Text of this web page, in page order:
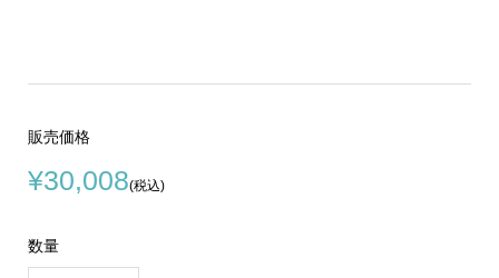
販売価格
¥30,008(税込)
数量